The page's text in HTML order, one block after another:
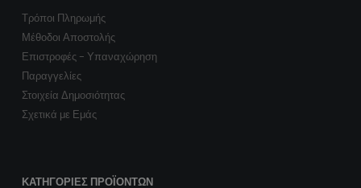
Τρόποι Πληρωμής
Μέθοδοι Αποστολής
Επιστροφές - Υπαναχώρηση
Παραγγελίες
Στοιχεία Δημοσιότητας
Σχετικά με Εμάς
ΚΑΤΗΓΟΡΊΕΣ ΠΡΟΪΌΝΤΩΝ